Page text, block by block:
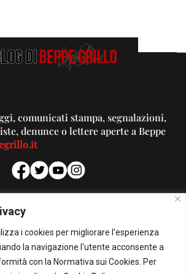
i cookies per migliorare l'esperienza
la navigazione l'utente acconsente a
con la Normativa sui Cookies. Per
comunicati stampa, segnalazioni,
denunce o lettere aperte a Beppe
PUBBLICITA'
Per la tua pubblicità su questo Blog:
pubblicita@beppegrillo.it